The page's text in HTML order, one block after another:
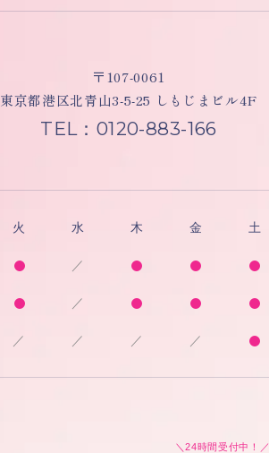
〒107-0061
東京都港区北青山3-5-25 しもじまビル4F
TEL：0120-883-166
火 水 木 金 土
／
／
／ ／ ／ ／
＼24時間受付中！／